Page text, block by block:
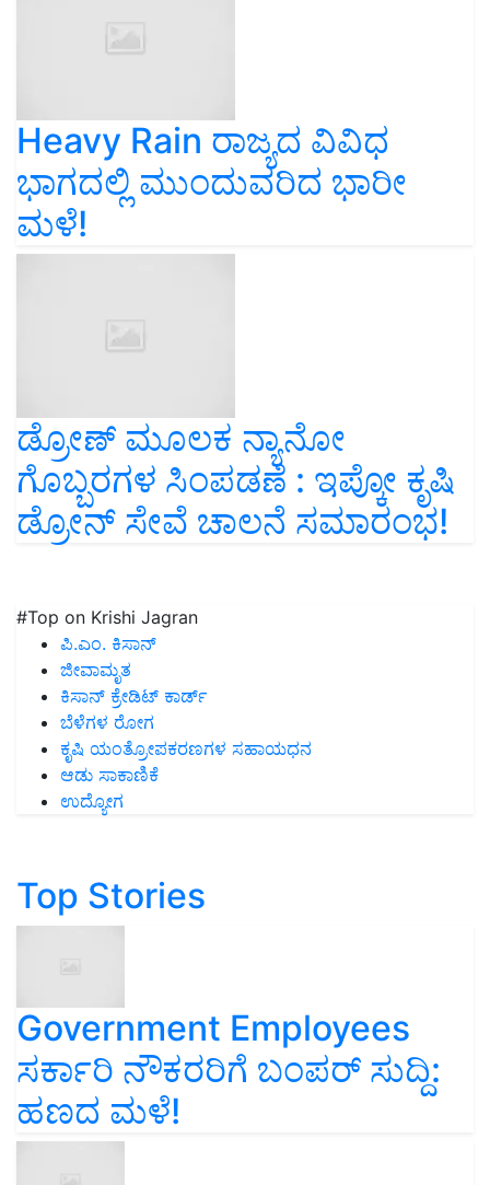
Heavy Rain ರಾಜ್ಯದ ವಿವಿಧ
ಭಾಗದಲ್ಲಿ ಮುಂದುವರಿದ ಭಾರೀ
ಮಳೆ!
ಡ್ರೋಣ್ ಮೂಲಕ ನ್ಯಾನೋ
ಗೊಬ್ಬರಗಳ ಸಿಂಪಡಣೆ : ಇಪ್ಕೋ ಕೃಷಿ
ಡ್ರೋನ್ ಸೇವೆ ಚಾಲನೆ ಸಮಾರಂಭ!
#Top on Krishi Jagran
ಪಿ.ಎಂ. ಕಿಸಾನ್
ಜೀವಾಮೃತ
ಕಿಸಾನ್ ಕ್ರೇಡಿಟ್ ಕಾರ್ಡ್
ಬೆಳೆಗಳ ರೋಗ
ಕೃಷಿ ಯಂತ್ರೋಪಕರಣಗಳ ಸಹಾಯಧನ
ಆಡು ಸಾಕಾಣಿಕೆ
ಉದ್ಯೋಗ
Top Stories
Government Employees
ಸರ್ಕಾರಿ ನೌಕರರಿಗೆ ಬಂಪರ್‌ ಸುದ್ದಿ:
ಹಣದ ಮಳೆ!